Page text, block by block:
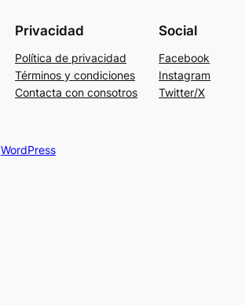
Privacidad
Política de privacidad
Términos y condiciones
Contacta con consotros
Social
Facebook
Instagram
Twitter/X
WordPress